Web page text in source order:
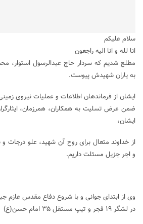
سلام علیکم
انا لله و انا الیه راجعون
مطلع شدیم که سردار حاج عبدالرسول استوار،
به یاران شهیدش پیوست.
ایشان از فرماندهان اطلاعات و عملیات نیروی
ضمن عرض تسلیت به همکاران، همرزمان،
ایشان،
از خداوند متعال برای روح آن شهید، علو درجات
و اجر جزیل مسئلت داریم.
وی از ابتدای جوانی و با شروع دفاع مقدس
در لشگر ۱۹ فجر و تیپ مستقل ۳۵ امام حسن(ع)